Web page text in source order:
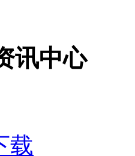
讯中心
载